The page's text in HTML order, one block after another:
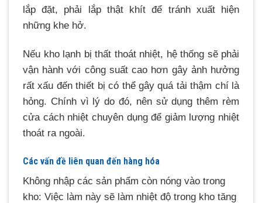
lắp đặt, phải lắp thật khít để tránh xuất hiện
những khe hở.
Nếu kho lạnh bị thất thoát nhiệt, hệ thống sẽ phải
vận hành với công suất cao hơn gây ảnh hưởng
rất xấu đến thiết bị có thể gây quá tải thậm chí là
hỏng. Chính vì lý do đó, nên sử dụng thêm rèm
cửa cách nhiệt chuyên dụng để giảm lượng nhiệt
thoát ra ngoài.
Các vấn đề liên quan đến hàng hóa
Không nhập các sản phẩm còn nóng vào trong
kho: Việc làm này sẽ làm nhiệt độ trong kho tăng